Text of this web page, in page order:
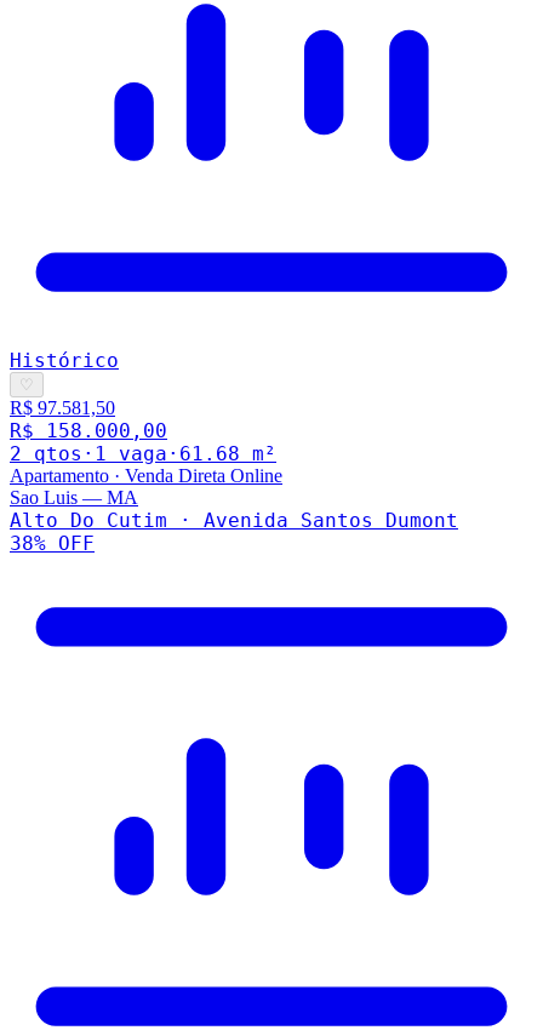
Histórico
♡
R$ 97.581,50
R$ 158.000,00
2 qtos · 1 vaga · 61.68 m²
Apartamento · Venda Direta Online
Sao Luis — MA
Alto Do Cutim · Avenida Santos Dumont
38% OFF